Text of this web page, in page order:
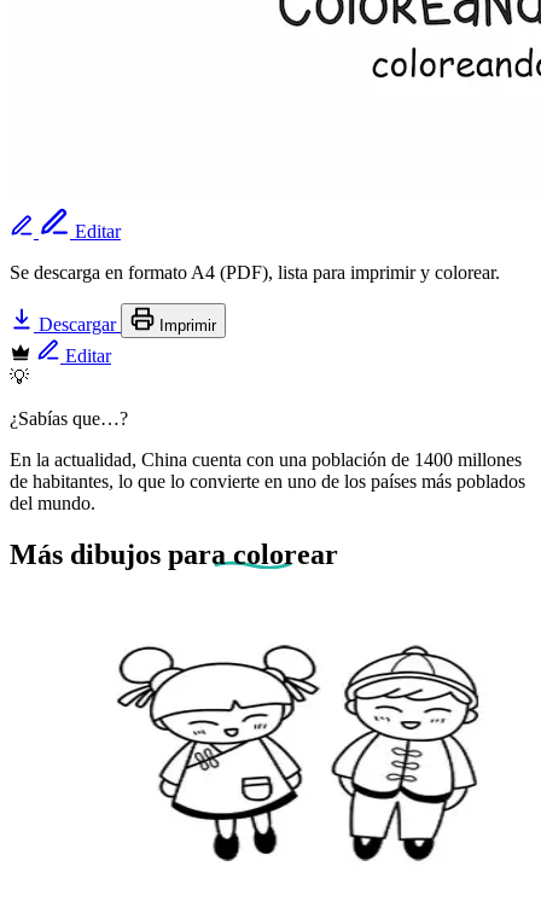
Editar
Se descarga en formato A4 (PDF), lista para imprimir y colorear.
Descargar Imprimir
Editar
💡
¿Sabías que…?
En la actualidad, China cuenta con una población de 1400 millones
de habitantes, lo que lo convierte en uno de los países más poblados
del mundo.
Más dibujos para colorear